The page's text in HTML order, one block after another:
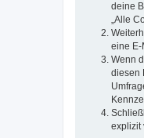
deine
„Alle
eine E-
Wenn
diesen
explizit